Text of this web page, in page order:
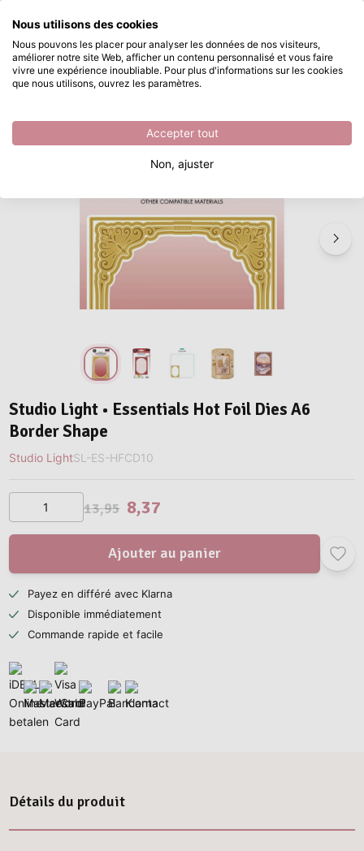
Passer au contenu principal
Disponible immédiatement Studio Light • Essentials Hot Foil Dies A6 Border Shape
/ Découper et gaufrer /
Studio Light • Essentials Hot Foil Dies A6
Border Shape
Studio LightSL-ES-HFCD10
13,95 8,37
Ajouter au panier
Payez en différé avec Klarna
Disponible immédiatement
Commande rapide et facile
Détails du produit
Que recherchez-vous ?
Nous utilisons des cookies
Nous pouvons les placer pour analyser les données de nos visiteurs,
améliorer notre site Web, afficher un contenu personnalisé et vous faire
vivre une expérience inoubliable. Pour plus d'informations sur les cookies
que nous utilisons, ouvrez les paramètres.
Accepter tout
Non, ajuster